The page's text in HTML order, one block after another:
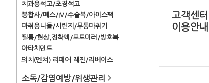
치과용석고/초경석고
봉합사/메스/IV/수술복/아이스팩
마취용니들/시린지/무통마취기
필름/현상,정착액/포토미러/방호복
아타치먼트
의치(덴쳐) 리페어 레진/리베이스
소독/감염예방/위생관리 >
고객센터
이용안내